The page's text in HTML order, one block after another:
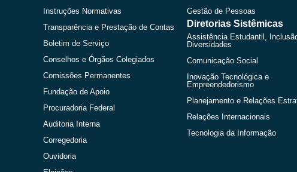
Instruções Normativas
Transparência e Prestação de Contas
Boletim de Serviço
Conselhos e Órgãos Colegiados
Comissões Permanentes
Fundação de Apoio
Procuradoria Federal
Auditoria Interna
Corregedoria
Ouvidoria
Gestão de Pessoas
Diretorias Sistêmicas
Assistência Estudantil,
Diversidades
Comunicação Social
Inovação Tecnológica e
Empreendedorismo
Planejamento e Relações
Relações Internacionais
Tecnologia da Informação